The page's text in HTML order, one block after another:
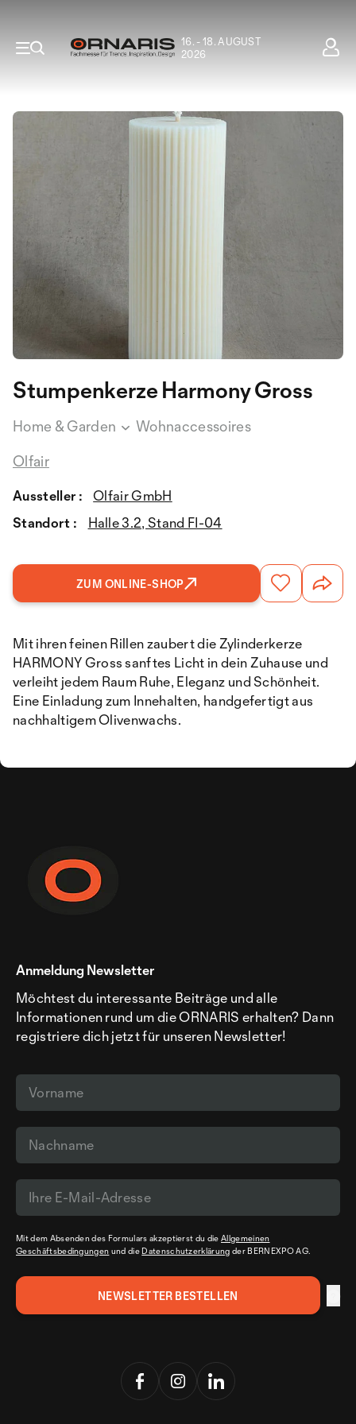
16. - 18. AUGUST
2026
Stumpenkerze Harmony Gross
Home & Garden
Wohnaccessoires
Olfair
Aussteller :
Olfair GmbH
Standort :
Halle 3.2, Stand FI-04
ZUM ONLINE-SHOP
Mit ihren feinen Rillen zaubert die Zylinderkerze
HARMONY Gross sanftes Licht in dein Zuhause und
verleiht jedem Raum Ruhe, Eleganz und Schönheit.
Eine Einladung zum Innehalten, handgefertigt aus
nachhaltigem Olivenwachs.
Anmeldung Newsletter
Möchtest du interessante Beiträge und alle
Informationen rund um die ORNARIS erhalten? Dann
registriere dich jetzt für unseren Newsletter!
Mit dem Absenden des Formulars akzeptierst du dieAllgemeinen
Geschäftsbedingungen und die Datenschutzerklärung der BERNEXPO AG.